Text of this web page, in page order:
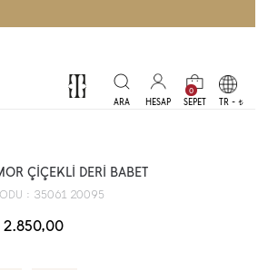
0
TR - t
ÇİÇEKLİ DERİ BABET
: 35061 20095